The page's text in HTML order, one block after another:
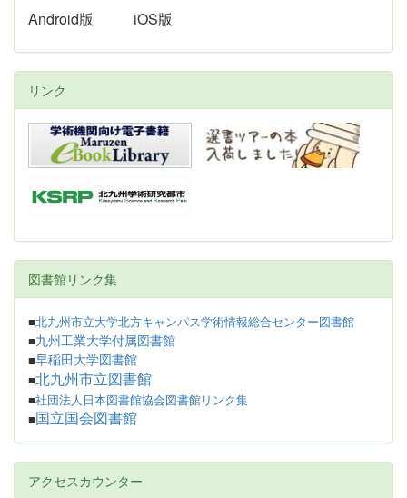
Android版 iOS版
リンク
図書館リンク集
■北九州市立大学北方キャンパス学術情報総合センター図書館
■九州工業大学付属図書館
■早稲田大学図書館
■北九州市立図書館
■社団法人日本図書館協会図書館リンク集
■ 国立国会図書館
アクセスカウンター